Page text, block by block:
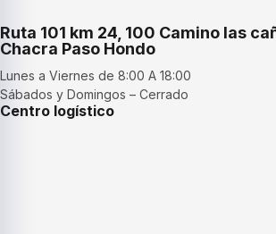
Ruta 101 km 24, 100 Camino las
Chacra Paso Hondo
Lunes a Viernes de 8:00 A 18:00
Sábados y Domingos – Cerrado
Centro logístico